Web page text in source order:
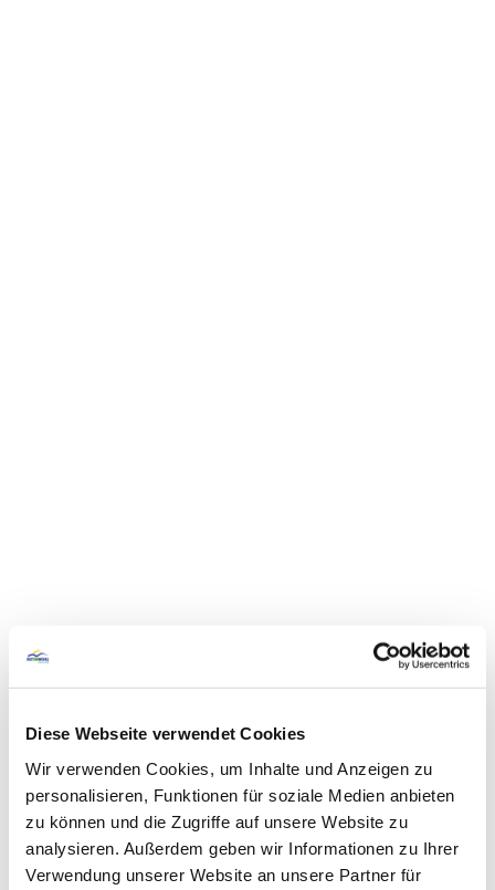
Diese Webseite verwendet Cookies
Wir verwenden Cookies, um Inhalte und Anzeigen zu
personalisieren, Funktionen für soziale Medien anbieten
zu können und die Zugriffe auf unsere Website zu
analysieren. Außerdem geben wir Informationen zu Ihrer
Verwendung unserer Website an unsere Partner für